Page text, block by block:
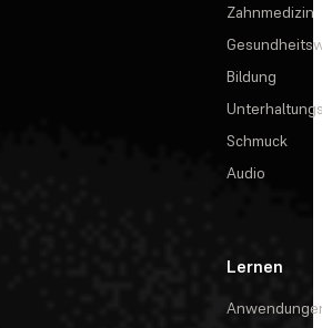
Zahnmedizin
Bildung
Schmuck
Audio
Lernen